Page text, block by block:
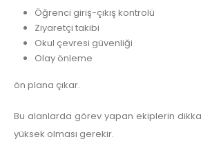
Öğrenci giriş-çıkış kontrolü
Ziyaretçi takibi
Okul çevresi güvenliği
Olay önleme
ön plana çıkar.
Bu alanlarda görev yapan ekiplerin
yüksek olması gerekir.